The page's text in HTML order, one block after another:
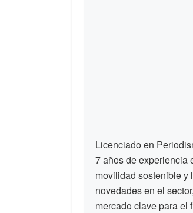
Licenciado en
7 años de experiencia
movilidad sostenible y
novedades en el
mercado clave para el